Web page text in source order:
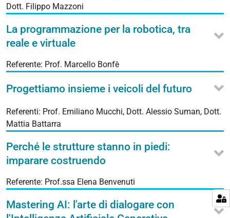
Dott. Filippo Mazzoni
La programmazione per la robotica, tra
reale e virtuale
Referente: Prof. Marcello Bonfè
Progettiamo insieme i veicoli del futuro
Referenti: Prof. Emiliano Mucchi, Dott. Alessio Suman, Dott.
Mattia Battarra
Perché le strutture stanno in piedi:
imparare costruendo
Referente: Prof.ssa Elena Benvenuti
Mastering AI: l'arte di dialogare con